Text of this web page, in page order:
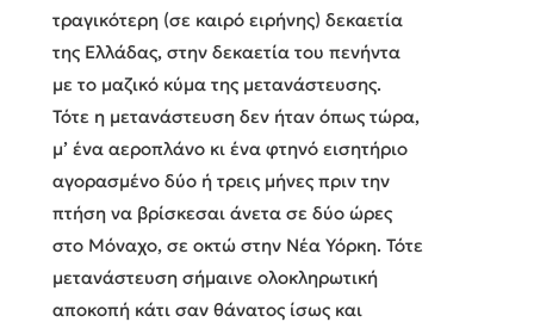
τραγικότερη (σε καιρό ειρήνης) δεκαετία
της Ελλάδας, στην δεκαετία του πενήντα
με το μαζικό κύμα της μετανάστευσης.
Τότε η μετανάστευση δεν ήταν όπως τώρα,
μ’ ένα αεροπλάνο κι ένα φτηνό εισητήριο
αγορασμένο δύο ή τρεις μήνες πριν την
πτήση να βρίσκεσαι άνετα σε δύο ώρες
στο Μόναχο, σε οκτώ στην Νέα Υόρκη. Τότε
μετανάστευση σήμαινε ολοκληρωτική
αποκοπή κάτι σαν θάνατος ίσως και